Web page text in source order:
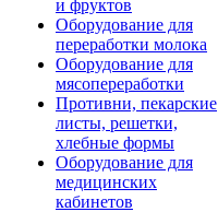
и фруктов
Оборудование для
переработки молока
Оборудование для
мясопереработки
Противни, пекарские
листы, решетки,
хлебные формы
Оборудование для
медицинских
кабинетов